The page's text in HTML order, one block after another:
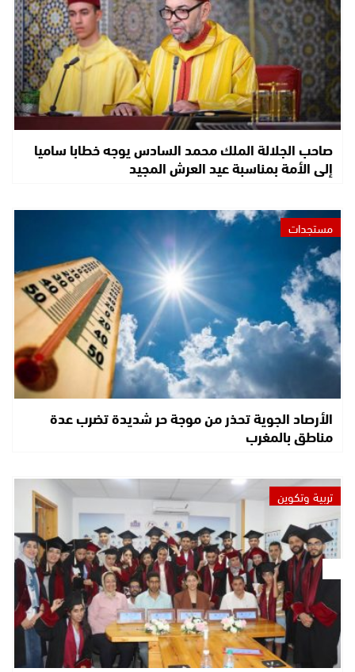
صاحب الجلالة الملك محمد السادس يوجه خطابا ساميا
إلى الأمة بمناسبة عيد العرش المجيد
مستجدات
الأرصاد الجوية تحذر من موجة حر شديدة تضرب عدة
مناطق بالمغرب
تربية وتكوين